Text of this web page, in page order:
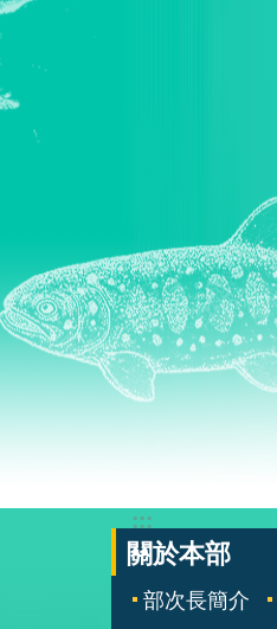
:::
關於本部
部次長簡介